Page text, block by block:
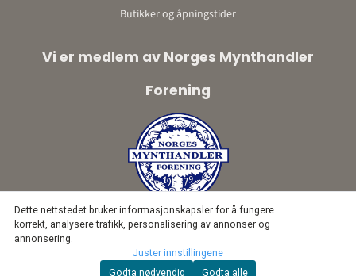
Butikker og åpningstider
Vi er medlem av Norges Mynthandler
Forening
Dette nettstedet bruker informasjonskapsler for å fungere
korrekt, analysere trafikk, personalisering av annonser og
annonsering.
Juster innstillingene
Godta nødvendig
Godta alle